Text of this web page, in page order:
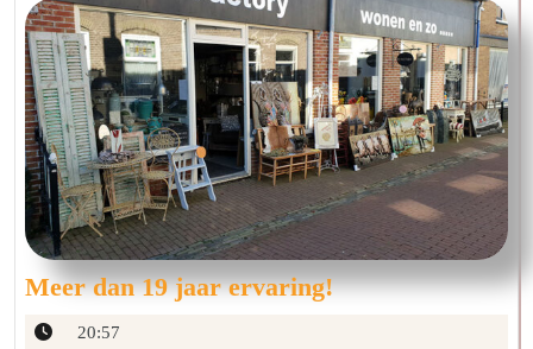
Meer dan 19 jaar ervaring!Meer
20:57